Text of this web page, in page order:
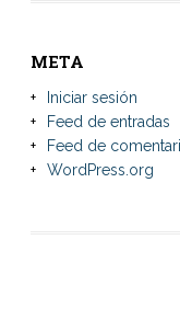
META
Iniciar sesión
Feed de entradas
Feed de
WordPress.org